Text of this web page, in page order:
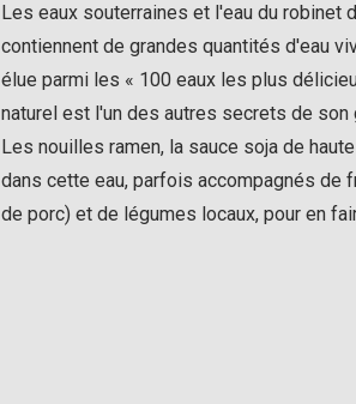
Les eaux souterraines et l'eau du robinet
contiennent de grandes quantités d'eau
élue parmi les « 100 eaux les plus
naturel est l'un des autres secrets de son
Les nouilles ramen, la sauce soja de
dans cette eau, parfois accompagnés de
de porc) et de légumes locaux, pour en